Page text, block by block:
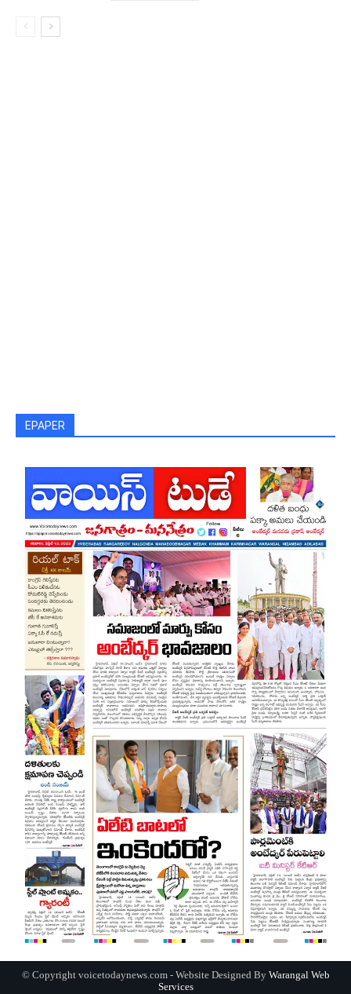
EPAPER
© Copyright voicetodaynews.com - Website Designed By Warangal Web
Services